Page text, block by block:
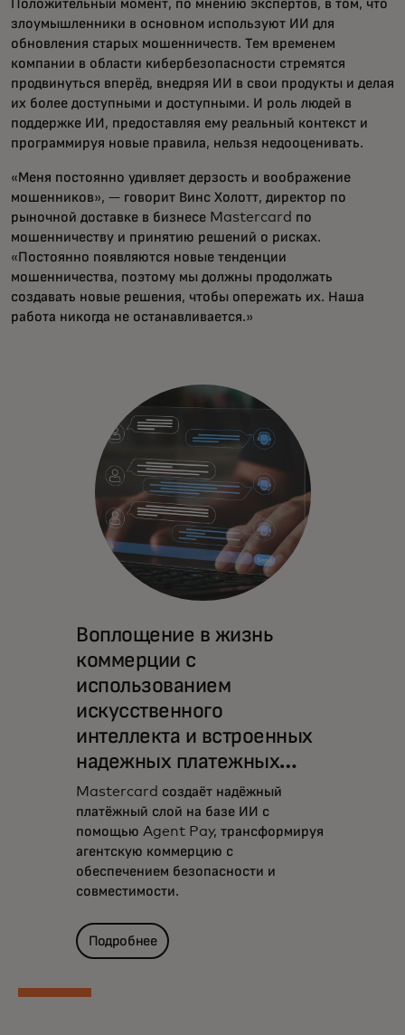
Положительный момент, по мнению экспертов, в том, что
злоумышленники в основном используют ИИ для
обновления старых мошенничеств. Тем временем
компании в области кибербезопасности стремятся
продвинуться вперёд, внедряя ИИ в свои продукты и делая
их более доступными и доступными. И роль людей в
поддержке ИИ, предоставляя ему реальный контекст и
программируя новые правила, нельзя недооценивать.
«Меня постоянно удивляет дерзость и воображение
мошенников», — говорит Винс Холотт, директор по
рыночной доставке в бизнесе Mastercard по
мошенничеству и принятию решений о рисках.
«Постоянно появляются новые тенденции
мошенничества, поэтому мы должны продолжать
создавать новые решения, чтобы опережать их. Наша
работа никогда не останавливается.»
Воплощение в жизнь
коммерции с
использованием
искусственного
интеллекта и встроенных
надежных платежных
систем.
Mastercard создаёт надёжный
платёжный слой на базе ИИ с
помощью Agent Pay, трансформируя
агентскую коммерцию с
обеспечением безопасности и
совместимости.
Подробнее